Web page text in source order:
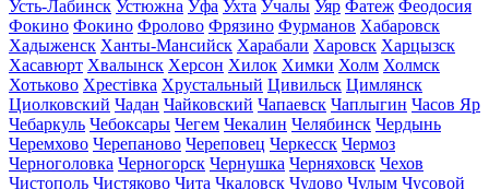
Усть-Лабинск Устюжна Уфа Ухта Учалы Уяр Фатеж Феодосия
Фокино Фокино Фролово Фрязино Фурманов Хабаровск
Хадыженск Ханты-Мансийск Харабали Харовск Харцызск
Хасавюрт Хвалынск Херсон Хилок Химки Холм Холмск
Хотьково Хрестівка Хрустальный Цивильск Цимлянск
Циолковский Чадан Чайковский Чапаевск Чаплыгин Часов Яр
Чебаркуль Чебоксары Чегем Чекалин Челябинск Чердынь
Черемхово Черепаново Череповец Черкесск Чермоз
Черноголовка Черногорск Чернушка Черняховск Чехов
Чистополь Чистяково Чита Чкаловск Чудово Чулым Чусовой